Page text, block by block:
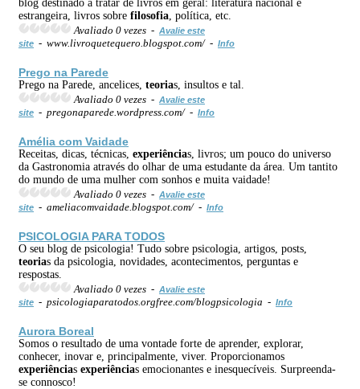
blog destinado a tratar de livros em geral: literatura nacional e
estrangeira, livros sobre filosofia , política, etc.
Avaliado 0 vezes - Avalie este
site - www.livroquetequero.blogspot.com/ - Info
Prego na Parede
Prego na Parede, ancelices, teorias, insultos e tal.
Avaliado 0 vezes - Avalie este
site - pregonaparede.wordpress.com/ - Info
Amélia com Vaidade
Receitas, dicas, técnicas, experiências, livros; um pouco do universo
da Gastronomia através do olhar de uma estudante da área. Um tantito
do mundo de uma mulher com sonhos e muita vaidade!
Avaliado 0 vezes - Avalie este
site - ameliacomvaidade.blogspot.com/ - Info
PSICOLOGIA PARA TODOS
O seu blog de psicologia! Tudo sobre psicologia, artigos, posts,
teorias da psicologia, novidades, acontecimentos, perguntas e
respostas.
Avaliado 0 vezes - Avalie este
site - psicologiaparatodos.orgfree.com/blogpsicologia - Info
Aurora Boreal
Somos o resultado de uma vontade forte de aprender, explorar,
conhecer, inovar e, principalmente, viver. Proporcionamos
experiências experiências emocionantes e inesquecíveis. Surpreenda-
se connosco!